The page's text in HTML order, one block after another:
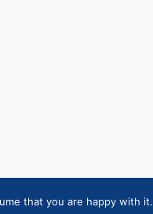
that you are happy with it.